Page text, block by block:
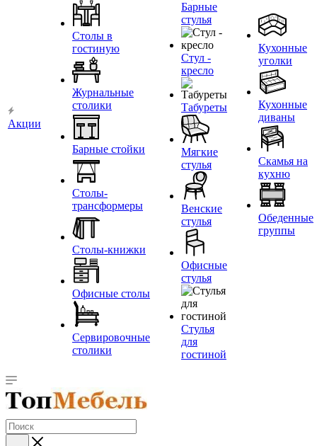
Акции
Столы в
гостиную
Журнальные
столики
Барные стойки
Столы-
трансформеры
Столы-книжки
Офисные столы
Сервировочные
столики
Барные
стулья
Стул -
кресло
Табуреты
Мягкие
стулья
Венские
стулья
Офисные
стулья
Стулья
для
гостиной
Кухонные
уголки
Кухонные
диваны
Скамья на
кухню
Обеденные
группы